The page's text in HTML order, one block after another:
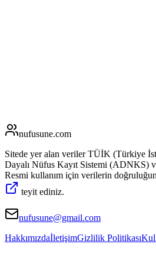
nufusune.com
Sitede yer alan veriler TÜİK (Türkiye
Dayalı Nüfus Kayıt Sistemi (ADNKS)
Resmi kullanım için verilerin
teyit ediniz.
nufusune@gmail.com
HakkımızdaİletişimGizlilik Politikası